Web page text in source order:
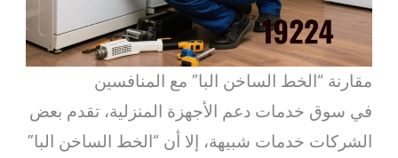
مقارنة “الخط الساخن البا” مع المنافسين
في سوق خدمات دعم الأجهزة المنزلية، تقدم بعض
الشركات خدمات شبيهة، إلا أن “الخط الساخن البا”